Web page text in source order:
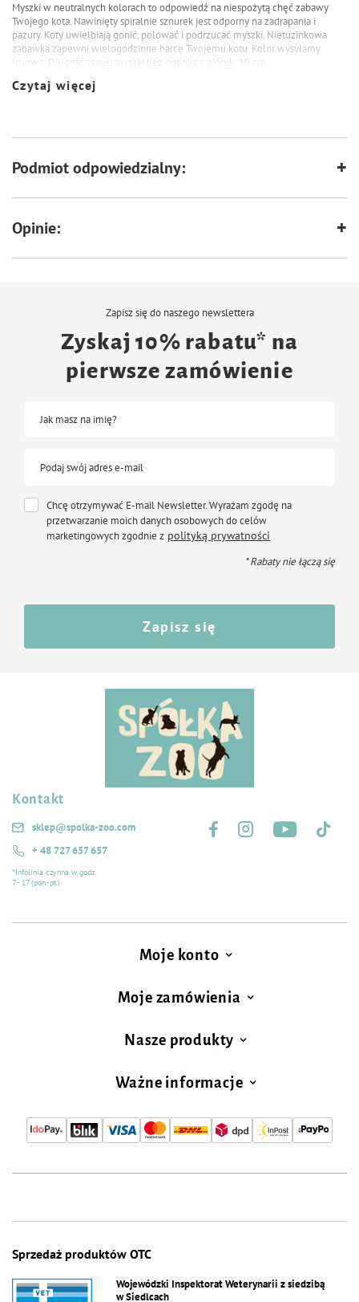
Myszki w neutralnych kolorach to odpowiedź na niespożytą chęć zabawy
Twojego kota. Nawinięty spiralnie sznurek jest odporny na zadrapania i
pazury. Koty uwielbiają gonić, polować i podrzucać myszki. Nietuzinkowa
zabawka zapewni wielogodzinne harce Twojemu kotu. Kolor wysyłamy
losowo. Długość samej myszki bez ogonka z piórek: 10 cm.
Czytaj więcej
Podmiot odpowiedzialny:
Opinie:
Zapisz się do naszego newslettera
Zyskaj 10% rabatu* na
pierwsze zamówienie
Jak masz na imię?
Podaj swój adres e-mail
Chcę otrzymywać E-mail Newsletter. Wyrażam zgodę na
przetwarzanie moich danych osobowych do celów
marketingowych zgodnie z polityką prywatności
* Rabaty nie łączą się
Zapisz się
Kontakt
sklep@spolka-zoo.com
+ 48 727 657 657
*Infolinia czynna w godz.
7 - 17 (pon.-pt.)
Moje konto
Moje zamówienia
Nasze produkty
Ważne informacje
Sprzedaż produktów OTC
Wojewódzki Inspektorat Weterynarii z siedzibą
w Siedlcach